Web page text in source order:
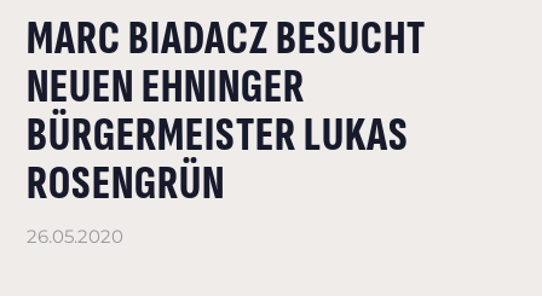
LANDKREIS BÖBLINGEN
DEUTSCHER BUNDESTAG
AKTUELLES
KONTAKT
MARC BIADACZ BESUCHT
NEUEN EHNINGER
BÜRGERMEISTER LUKAS
ROSENGRÜN
26.05.2020